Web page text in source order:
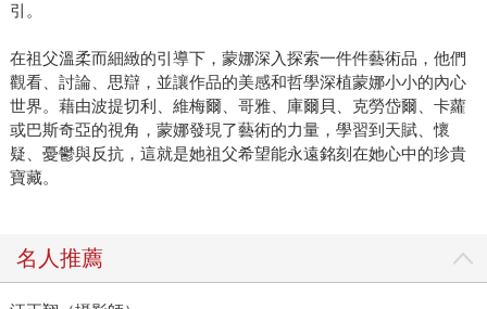
引。
在祖父溫柔而細緻的引導下，蒙娜深入探索一件件藝術品，他們
觀看、討論、思辯，並讓作品的美感和哲學深植蒙娜小小的內心
世界。藉由波提切利、維梅爾、哥雅、庫爾貝、克勞岱爾、卡蘿
或巴斯奇亞的視角，蒙娜發現了藝術的力量，學習到天賦、懷
疑、憂鬱與反抗，這就是她祖父希望能永遠銘刻在她心中的珍貴
寶藏。
名人推薦